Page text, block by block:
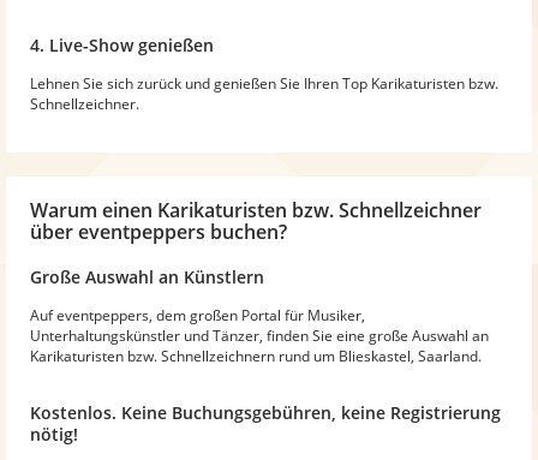
4. Live-Show genießen
Lehnen Sie sich zurück und genießen Sie Ihren Top Karikaturisten bzw.
Schnellzeichner.
Warum einen Karikaturisten bzw. Schnellzeichner
über eventpeppers buchen?
Große Auswahl an Künstlern
Auf eventpeppers, dem großen Portal für Musiker,
Unterhaltungskünstler und Tänzer, finden Sie eine große Auswahl an
Karikaturisten bzw. Schnellzeichnern rund um Blieskastel, Saarland.
Kostenlos. Keine Buchungsgebühren, keine Registrierung
nötig!